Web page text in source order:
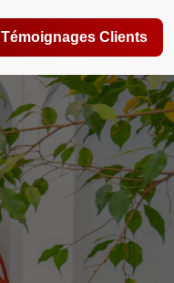
Témoignages Clients